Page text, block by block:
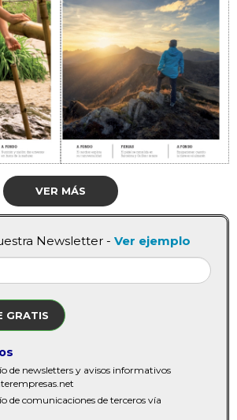
VER MÁS
Newsletter - Ver ejemplo
GRATIS
de newsletters y avisos informativos
de comunicaciones de terceros vía